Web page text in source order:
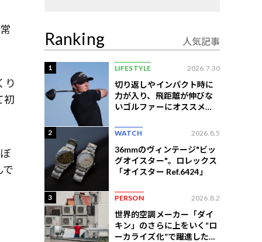
り
初
で
Ranking 人気記事
1 LIFESTYLE 2026.7.30
切り返しやインパクト時に
力が入り、飛距離が伸びな
いゴルファーにオススメの
2 WATCH 2026.8.5
36mmのヴィンテージ"ビッ
グオイスター"。ロレックス
「オイスター Ref.6424」
3 PERSON 2026.8.2
世界的空調メーカー「ダイ
キン」のさらに上をいく“ロ
ーカライズ化”で躍進したイ